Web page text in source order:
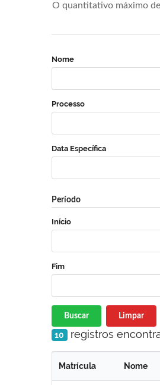
O quantitativo máximo
Nome
Processo
Data Específica
Período
Início
Fim
Buscar Limpar
10 registros
Matrícula Nome